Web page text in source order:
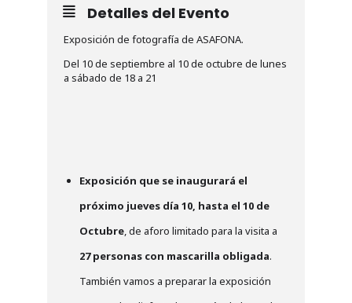
Detalles del Evento
Exposición de fotografía de ASAFONA.
Del 10 de septiembre al 10 de octubre de lunes
a sábado de 18 a 21
Exposición que se inaugurará el
próximo jueves día 10, hasta el 10 de
Octubre, de aforo limitado para la visita a
27 personas con mascarilla obligada.
También vamos a preparar la exposición